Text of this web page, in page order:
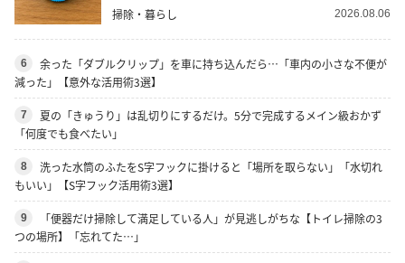
掃除・暮らし 2026.08.06
6
余った「ダブルクリップ」を車に持ち込んだら…「車内の小さな不便が
減った」【意外な活用術3選】
7
夏の「きゅうり」は乱切りにするだけ。5分で完成するメイン級おかず
「何度でも食べたい」
8
洗った水筒のふたをS字フックに掛けると「場所を取らない」「水切れ
もいい」【S字フック活用術3選】
9
「便器だけ掃除して満足している人」が見逃しがちな【トイレ掃除の3
つの場所】「忘れてた…」